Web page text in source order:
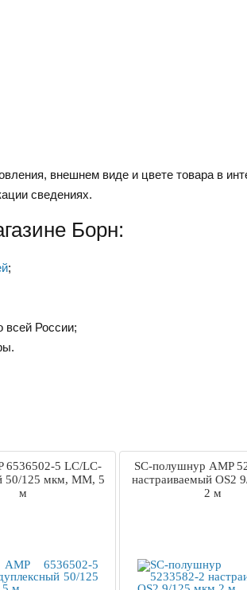
внешнем виде и цвете товара в
сведениях.
Борн:
;
всей России;
6536502-5 LC/LC-
50/125 мкм, MM, 5
м
SС-полушнур AMP
настраиваемый OS2
2 м